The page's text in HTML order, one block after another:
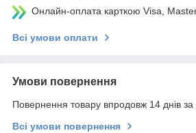
Онлайн-оплата карткою Visa,
Всі умови оплати
Умови повернення
Повернення товару впродовж 14 днів
Всі умови повернення